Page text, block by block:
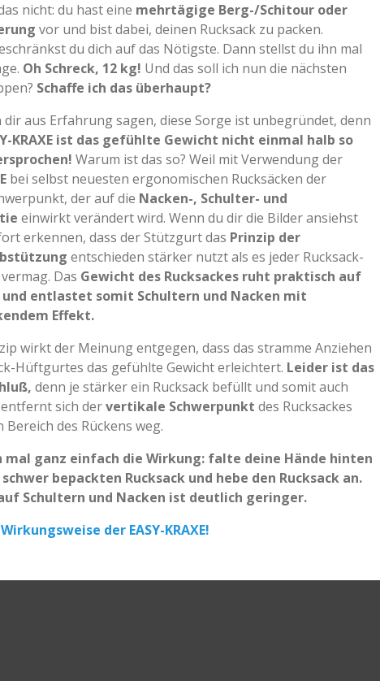
nicht: du hast eine mehrtägige Berg-/Schitour oder
vor und bist dabei, deinen Rucksack zu packen.
du dich auf das Nötigste. Dann stellst du ihn mal
Oh Schreck, 12 kg! Und das soll ich nun die nächsten
Schaffe ich das überhaupt?
aus Erfahrung sagen, diese Sorge ist unbegründet, denn
KRAXE ist das gefühlte Gewicht nicht einmal halb so
Warum ist das so? Weil mit Verwendung der
bei selbst neuesten ergonomischen Rucksäcken der
der auf die Nacken-, Schulter- und
einwirkt verändert wird. Wenn du dir die Bilderansiehst
erkennen, dass der Stützgurtdas Prinzip der
entschieden stärker nutztals es jeder Rucksack-
Das Gewicht des Rucksackes ruht praktisch auf
entlastet somit Schultern und Nacken mit
Effekt.
wirkt der Meinung entgegen, dass das stramme Anziehen
Hüftgurtes das gefühlte Gewicht erleichtert. Leider ist das
denn je stärker ein Rucksack befüllt und somit auch
entfernt sich dervertikale Schwerpunkt des Rucksackes
Bereich des Rückens weg.
mal ganz einfach die Wirkung: falte deine Hände hinten
bepackten Rucksack und hebe den Rucksack an.
Schultern und Nacken ist deutlich geringer.
der EASY-KRAXE!